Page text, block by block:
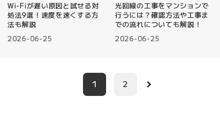
Wi-Fiが遅い原因と試せる対
処法9選！速度を速くする方
法も解説
2026-06-25
光回線の工事をマンションで
行うには？確認方法や工事ま
での流れについても解説！
2026-06-25
1 2